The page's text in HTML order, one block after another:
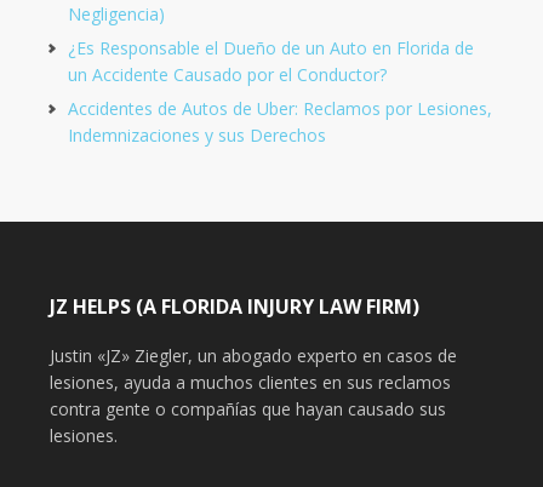
Negligencia)
¿Es Responsable el Dueño de un Auto en Florida de
un Accidente Causado por el Conductor?
Accidentes de Autos de Uber: Reclamos por Lesiones,
Indemnizaciones y sus Derechos
JZ HELPS (A FLORIDA INJURY LAW FIRM)
Justin «JZ» Ziegler, un abogado experto en casos de
lesiones, ayuda a muchos clientes en sus reclamos
contra gente o compañías que hayan causado sus
lesiones.